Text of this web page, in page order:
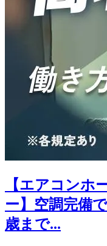
【エアコンホ
ー】空調完備
歳まで...